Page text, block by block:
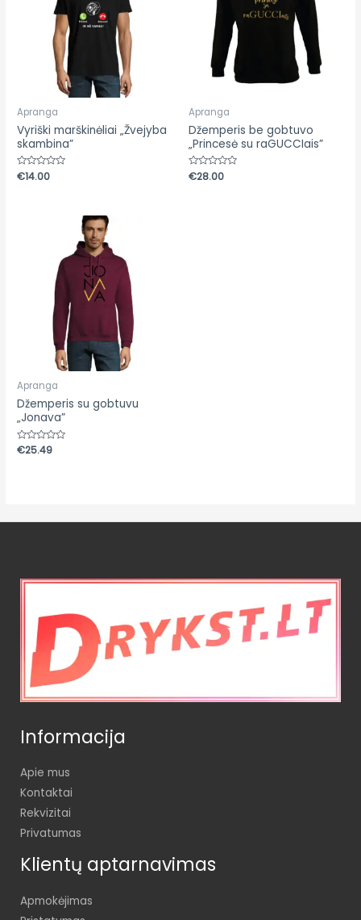
Apranga
Vyriški marškinėliai „Žvejyba
skambina”
Įvertinimas:
0
€14.00
Apranga
Džemperis be gobtuvo
„Princesė su raGUCCIais”
Įvertinimas:
0
€28.00
Apranga
Džemperis su gobtuvu
„Jonava”
Įvertinimas:
€25.49
Informacija
Apie mus
Kontaktai
Rekvizitai
Privatumas
Klientų aptarnavimas
Apmokėjimas